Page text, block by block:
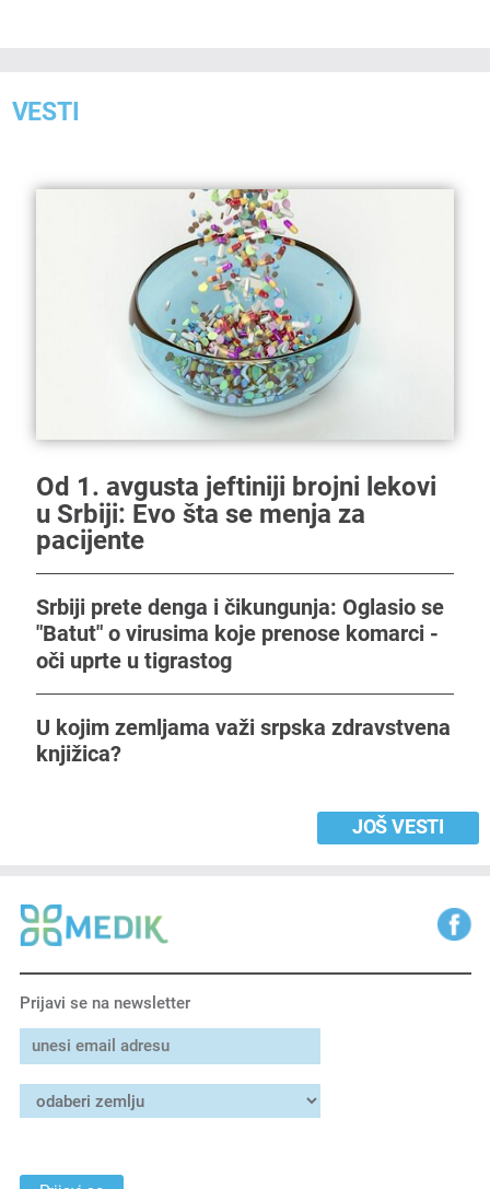
VESTI
Od 1. avgusta jeftiniji brojni lekovi
u Srbiji: Evo šta se menja za
pacijente
Srbiji prete denga i čikungunja: Oglasio se
"Batut" o virusima koje prenose komarci -
oči uprte u tigrastog
U kojim zemljama važi srpska zdravstvena
knjižica?
JOŠ VESTI
Prijavi se na newsletter